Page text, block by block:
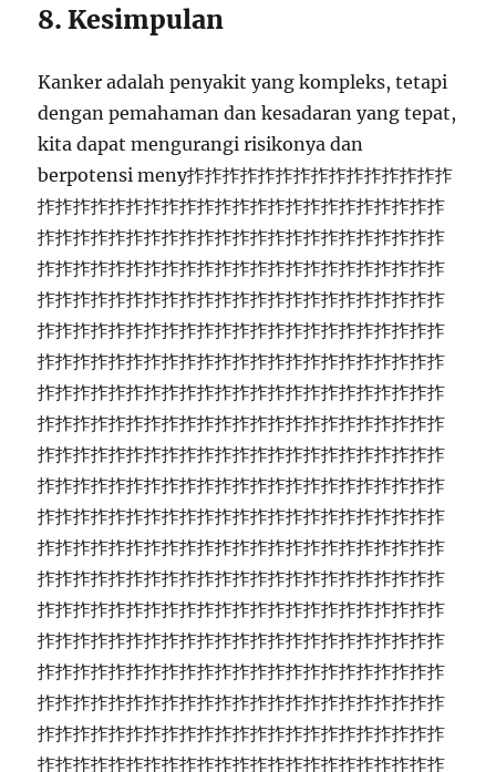
8. Kesimpulan
Kanker adalah penyakit yang kompleks, tetapi
dengan pemahaman dan kesadaran yang tepat,
kita dapat mengurangi risikonya dan
berpotensi meny拃拃拃拃拃拃拃拃拃拃拃拃拃拃拃
拃拃拃拃拃拃拃拃拃拃拃拃拃拃拃拃拃拃拃拃拃拃拃
拃拃拃拃拃拃拃拃拃拃拃拃拃拃拃拃拃拃拃拃拃拃拃
拃拃拃拃拃拃拃拃拃拃拃拃拃拃拃拃拃拃拃拃拃拃拃
拃拃拃拃拃拃拃拃拃拃拃拃拃拃拃拃拃拃拃拃拃拃拃
拃拃拃拃拃拃拃拃拃拃拃拃拃拃拃拃拃拃拃拃拃拃拃
拃拃拃拃拃拃拃拃拃拃拃拃拃拃拃拃拃拃拃拃拃拃拃
拃拃拃拃拃拃拃拃拃拃拃拃拃拃拃拃拃拃拃拃拃拃拃
拃拃拃拃拃拃拃拃拃拃拃拃拃拃拃拃拃拃拃拃拃拃拃
拃拃拃拃拃拃拃拃拃拃拃拃拃拃拃拃拃拃拃拃拃拃拃
拃拃拃拃拃拃拃拃拃拃拃拃拃拃拃拃拃拃拃拃拃拃拃
拃拃拃拃拃拃拃拃拃拃拃拃拃拃拃拃拃拃拃拃拃拃拃
拃拃拃拃拃拃拃拃拃拃拃拃拃拃拃拃拃拃拃拃拃拃拃
拃拃拃拃拃拃拃拃拃拃拃拃拃拃拃拃拃拃拃拃拃拃拃
拃拃拃拃拃拃拃拃拃拃拃拃拃拃拃拃拃拃拃拃拃拃拃
拃拃拃拃拃拃拃拃拃拃拃拃拃拃拃拃拃拃拃拃拃拃拃
拃拃拃拃拃拃拃拃拃拃拃拃拃拃拃拃拃拃拃拃拃拃拃
拃拃拃拃拃拃拃拃拃拃拃拃拃拃拃拃拃拃拃拃拃拃拃
拃拃拃拃拃拃拃拃拃拃拃拃拃拃拃拃拃拃拃拃拃拃拃
拃拃拃拃拃拃拃拃拃拃拃拃拃拃拃拃拃拃拃拃拃拃拃